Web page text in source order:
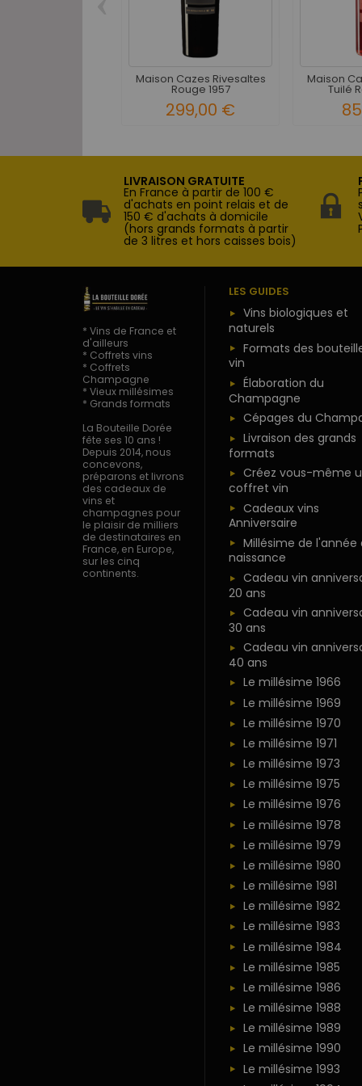
Maison Cazes Rivesaltes
Rouge 1957
299,00 €
Maison
Tuilé
LIVRAISON GRATUITE
En France à partir de 100 €
d'achats en point relais et de
150 € d'achats à domicile
(hors grands formats à partir
de 3 litres et hors caisses bois)
* Vins de France et
d'ailleurs
* Coffrets vins
* Coffrets
Champagne
* Vieux millésimes
* Grands formats
La Bouteille Dorée
fête ses 10 ans !
Depuis 2014, nous
concevons,
préparons et livrons
des cadeaux de
vins et
champagnes pour
le plaisir de milliers
de destinataires en
France, en Europe,
sur les cinq
continents.
LES GUIDES
Vins biologiques et
naturels
Formats des
vin
Élaboration du
Champagne
Cépages du
Livraison des grands
formats
Créez vous-même
coffret vin
Cadeaux vins
Anniversaire
Millésime de l'année
naissance
Cadeau vin
20 ans
Cadeau vin
30 ans
Cadeau vin
40 ans
Le millésime 1966
Le millésime 1969
Le millésime 1970
Le millésime 1971
Le millésime 1973
Le millésime 1975
Le millésime 1976
Le millésime 1978
Le millésime 1979
Le millésime 1980
Le millésime 1981
Le millésime 1982
Le millésime 1983
Le millésime 1984
Le millésime 1985
Le millésime 1986
Le millésime 1988
Le millésime 1989
Le millésime 1990
Le millésime 1993